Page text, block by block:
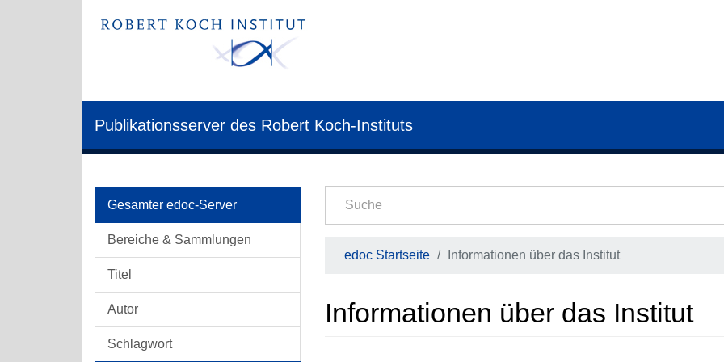
Publikationsserver des Robert Koch-Instituts
Gesamter edoc-Server
Bereiche & Sammlungen
Titel
Autor
Schlagwort
edoc Startseite Informationen über das Institut
Informationen über das Institut